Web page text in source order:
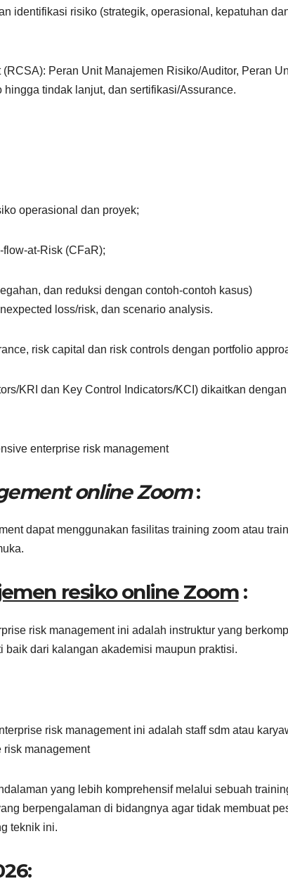
identifikasi risiko (strategik, operasional, kepatuhan
Peran Unit Manajemen Risiko/Auditor, Peran
tindak lanjut, dan sertifikasi/Assurance.
operasional dan proyek;
at-Risk (CFaR);
dan reduksi dengan contoh-contoh kasus)
loss/risk, dan scenario analysis.
risk capital dan risk controls dengan portfolio
KRI dan Key Control Indicators/KCI) dikaitkan dengan
enterprise risk management
online Zoom:
dapat menggunakan fasilitas training zoom atau
resiko online Zoom:
risk management ini adalah instruktur yang
dari kalangan akademisi maupun praktisi.
risk management ini adalah staff sdm atau
management
yang lebih komprehensif melalui sebuah
berpengalaman di bidangnya agar tidak membuat
teknik ini.